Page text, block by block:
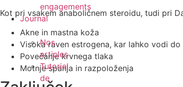
engagements
Journal
Nos
articles
Tutoriel
de
Kot pri vsakem anaboličnem steroidu, tudi pri
Akne in mastna koža
Visoka raven estrogena, kar lahko vodi
Povečanje krvnega tlaka
Motnje spanja in razpoloženja